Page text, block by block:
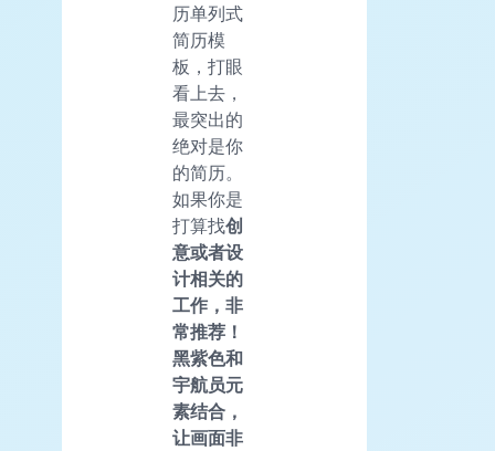
历单列式
简历模
板，打眼
看上去，
最突出的
绝对是你
的简历。
如果你是
打算找创
意或者设
计相关的
工作，非
常推荐！
黑紫色和
宇航员元
素结合，
让画面非